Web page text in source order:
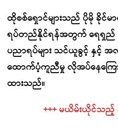
ထိုစစ်ရှောင်များသည် ပိုမို ခိုင်မ
ရပ်တည်နိုင်ရန်အတွက် ရေရှည် အ
ပညာရပ်များ သင်ယူခွင့် နှင့် အ
ထောက်ပံ့ကူညီမှု လိုအပ်နေကြေ
ထားသည်။
+++ မယိမ်းယိုင်သည့်